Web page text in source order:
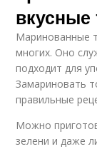
вкусные
Маринованные
многих. Оно
подходит для
Замариновать
правильные
Можно
зелени и даже